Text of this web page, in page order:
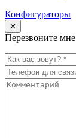
Конфигураторы
✕
Перезвоните мне